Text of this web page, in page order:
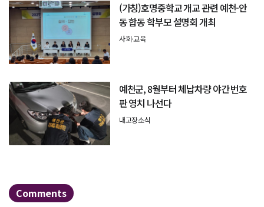
(가칭)호명중학교 개교 관련 예천-안
동 합동 학부모 설명회 개최
사회·교육
예천군, 8월부터 체납차량 야간 번호
판 영치 나선다
내고장소식
Comments